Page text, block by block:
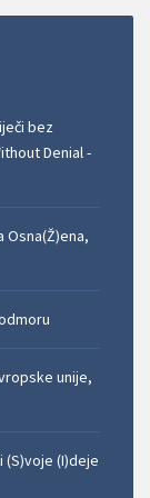
bez
Denial -
Osna(Ž)ena,
unije,
(S)voje (I)deje